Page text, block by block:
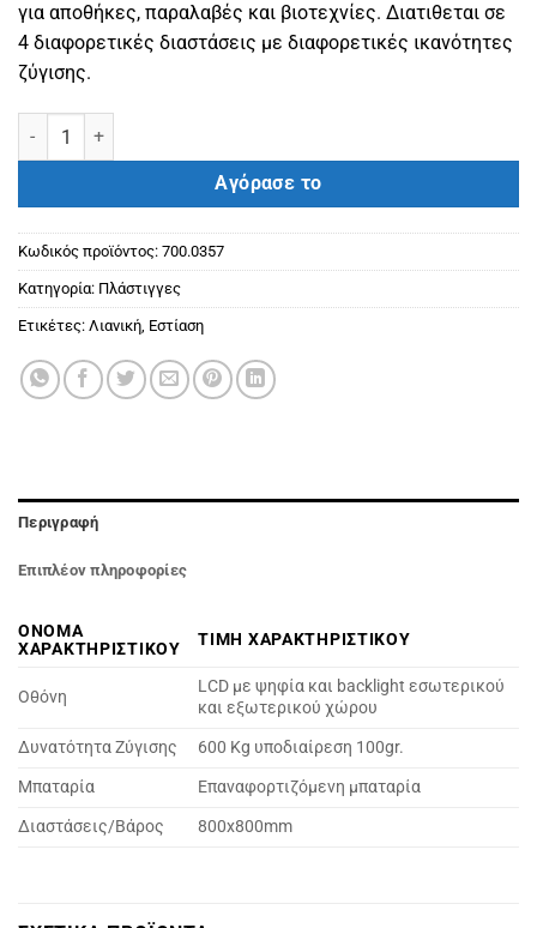
για αποθήκες, παραλαβές και βιοτεχνίες. Διατιθεται σε
4 διαφορετικές διαστάσεις με διαφορετικές ικανότητες
ζύγισης.
Ζυγός πλάστιγγα ρεύματος - μπαταρίας ICS X2 - 80x80 - 600kg
Αγόρασε το
Κωδικός προϊόντος: 700.0357
Κατηγορία: Πλάστιγγες
Ετικέτες: Λιανική, Εστίαση
Περιγραφή
Επιπλέον πληροφορίες
ΟΝΟΜΑ
ΧΑΡΑΚΤΗΡΙΣΤΙΚΟΥ
ΤΙΜΗ ΧΑΡΑΚΤΗΡΙΣΤΙΚΟΥ
Οθόνη
LCD με ψηφία και backlight εσωτερικού
και εξωτερικού χώρου
Δυνατότητα Ζύγισης
600 Kg υποδιαίρεση 100gr.
Μπαταρία
Eπαναφορτιζόμενη μπαταρία
Διαστάσεις/Βάρος
800x800mm